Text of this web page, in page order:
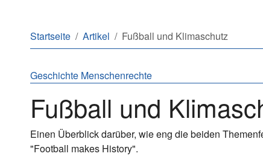
Sie sind hier:
Startseite Artikel Fußball und Klimaschutz
Geschichte Menschenrechte
Fußball und
Einen Überblick darüber, wie eng die beiden
"Football makes History".